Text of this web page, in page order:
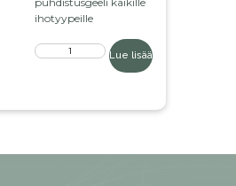
ihotyypeille
Lue lisää